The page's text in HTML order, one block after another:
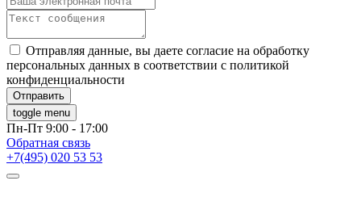
Отправляя данные, вы даете согласие на обработку
персональных данных в соответствии с политикой
конфиденциальности
toggle menu
Пн-Пт 9:00 - 17:00
Обратная связь
+7(495) 020 53 53